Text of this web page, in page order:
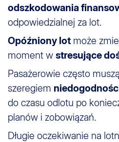
odszkodowania
odpowiedzialnej za lot.
Opóźniony lot może
moment w stresujące
Pasażerowie często
szeregiem
do czasu odlotu po
planów i zobowiązań.
Długie oczekiwanie na